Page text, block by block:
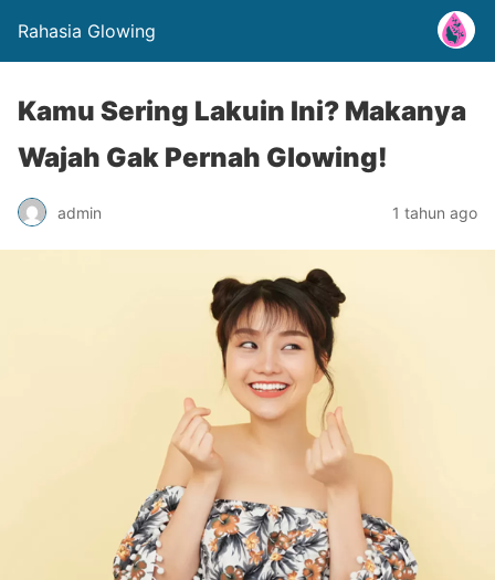
Rahasia Glowing
Kamu Sering Lakuin Ini? Makanya
Wajah Gak Pernah Glowing!
admin 1 tahun ago